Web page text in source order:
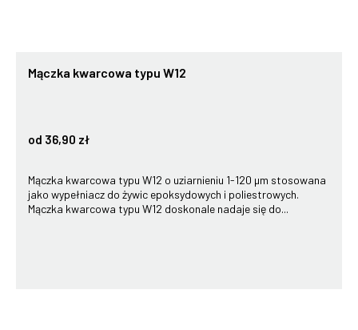
Mączka kwarcowa typu W12
od 36,90 zł
Mączka kwarcowa typu W12 o uziarnieniu 1-120 µm stosowana
jako wypełniacz do żywic epoksydowych i poliestrowych.
Mączka kwarcowa typu W12 doskonale nadaje się do...